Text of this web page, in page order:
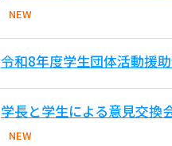
NEW
令和8年度学生団体活動援
学長と学生による意見交換
NEW